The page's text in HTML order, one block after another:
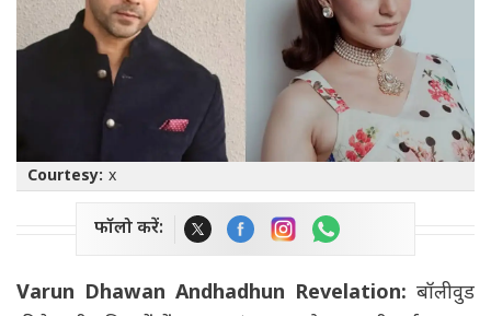
Courtesy: x
फॉलो करें:
Varun Dhawan Andhadhun Revelation: बॉलीवुड